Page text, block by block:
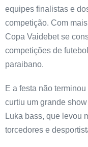
equipes finalistas e
competição. Com
Copa Vaidebet se
competições de
paraibano.
E a festa não
curtiu um grande
Luka bass, que levou
torcedores e